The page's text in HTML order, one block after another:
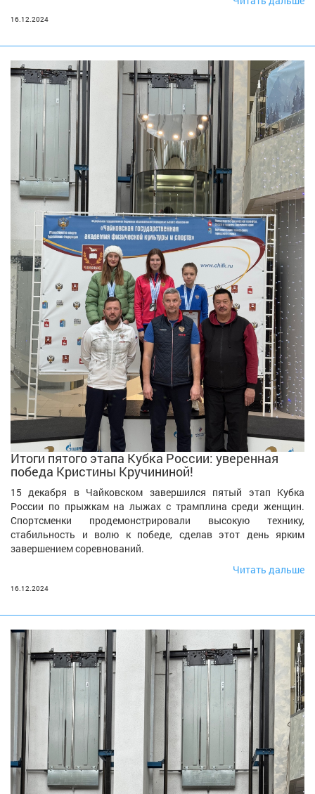
16.12.2024
Итоги пятого этапа Кубка России: уверенная
победа Кристины Кручининой!
15 декабря в Чайковском завершился пятый этап Кубка
России по прыжкам на лыжах с трамплина среди женщин.
Спортсменки продемонстрировали высокую технику,
стабильность и волю к победе, сделав этот день ярким
завершением соревнований.
Читать дальше
16.12.2024